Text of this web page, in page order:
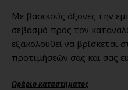
Με βασικούς άξονες την
σεβασμό προς τον
εξακολουθεί να
προτιμήσεών σας και σας
Ωράριο καταστήματος